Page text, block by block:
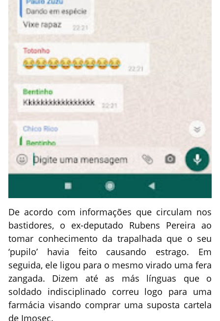
De acordo com informações que circulam nos
bastidores, o ex-deputado Rubens Pereira ao
tomar conhecimento da trapalhada que o seu
‘pupilo’ havia feito causando estrago. Em
seguida, ele ligou para o mesmo virado uma fera
zangada. Dizem até as más línguas que o
soldado indisciplinado correu logo para uma
farmácia visando comprar uma suposta cartela
de Imosec.